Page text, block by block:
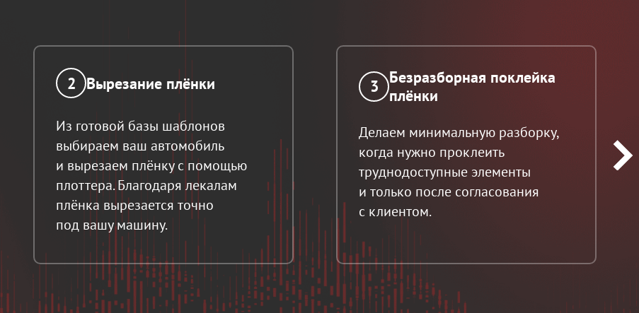
2 Вырезание плёнки
Из готовой базы шаблонов
выбираем ваш автомобиль
и вырезаем плёнку с помощью
плоттера. Благодаря лекалам
плёнка вырезается точно
под вашу машину.
3
Безразборная поклейка
плёнки
Делаем минимальную разборку,
когда нужно проклеить
труднодоступные элементы
и только после согласования
с клиентом.